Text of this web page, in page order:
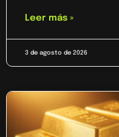
Leer más »
3 de agosto de 2026